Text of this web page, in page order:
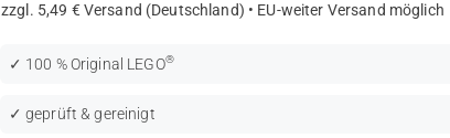
zzgl. 5,49 € Versand (Deutschland) • EU-weiter Versand möglich
✓ 100 % Original LEGO®
✓ geprüft & gereinigt